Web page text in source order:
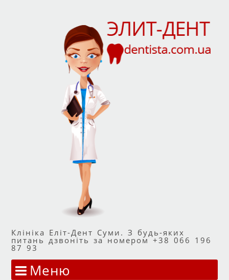
Клініка Еліт-Дент Суми. З будь-яких
питань дзвоніть за номером +38 066 196
87 93
Меню